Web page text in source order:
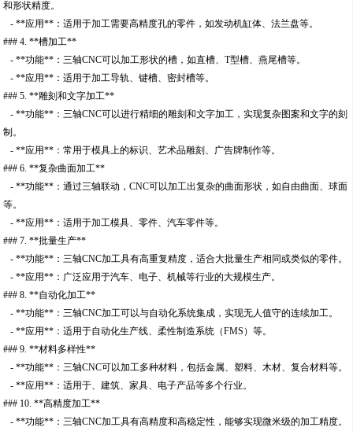
和形状精度。
- **应用**：适用于加工需要高精度孔的零件，如发动机缸体、法兰盘等。
### 4. **槽加工**
- **功能**：三轴CNC可以加工形状的槽，如直槽、T型槽、燕尾槽等。
- **应用**：适用于加工导轨、键槽、密封槽等。
### 5. **雕刻和文字加工**
- **功能**：三轴CNC可以进行精细的雕刻和文字加工，实现复杂图案和文字的刻
制。
- **应用**：常用于模具上的标识、艺术品雕刻、广告牌制作等。
### 6. **复杂曲面加工**
- **功能**：通过三轴联动，CNC可以加工出复杂的曲面形状，如自由曲面、球面
等。
- **应用**：适用于加工模具、零件、汽车零件等。
### 7. **批量生产**
- **功能**：三轴CNC加工具有高重复精度，适合大批量生产相同或类似的零件。
- **应用**：广泛应用于汽车、电子、机械等行业的大规模生产。
### 8. **自动化加工**
- **功能**：三轴CNC加工可以与自动化系统集成，实现无人值守的连续加工。
- **应用**：适用于自动化生产线、柔性制造系统（FMS）等。
### 9. **材料多样性**
- **功能**：三轴CNC可以加工多种材料，包括金属、塑料、木材、复合材料等。
- **应用**：适用于、建筑、家具、电子产品等多个行业。
### 10. **高精度加工**
- **功能**：三轴CNC加工具有高精度和高稳定性，能够实现微米级的加工精度。